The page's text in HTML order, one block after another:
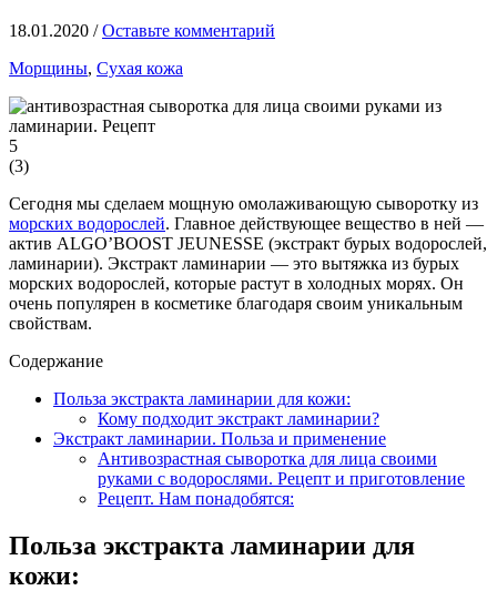
18.01.2020 /Оставьте комментарий
Морщины, Сухая кожа
5
(3)
Сегодня мы сделаем мощную омолаживающую сыворотку из
морских водорослей. Главное действующее вещество в ней —
актив ALGO’BOOST JEUNESSE (экстракт бурых водорослей,
ламинарии). Экстракт ламинарии — это вытяжка из бурых
морских водорослей, которые растут в холодных морях. Он
очень популярен в косметике благодаря своим уникальным
свойствам.
Содержание
Польза экстракта ламинарии для кожи:
Кому подходит экстракт ламинарии?
Экстракт ламинарии. Польза и применение
Антивозрастная сыворотка для лица своими
руками с водорослями. Рецепт и приготовление
Рецепт. Нам понадобятся:
Польза экстракта ламинарии для
кожи: